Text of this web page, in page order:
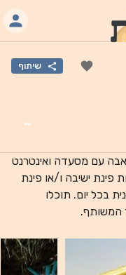
שיתוף
-
במרחק 49 ק"מ מטאבה עם מסעדה ואינטרנט
פינת ישיבה ו/או פינת
בכל יום. תוכלו
המשותף.